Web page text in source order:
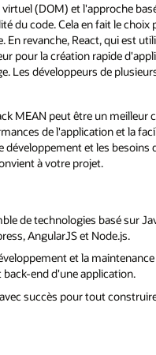
(DOM) et l'approche
du code. Cela en fait le
revanche, React, qui est
pour la création rapide
Les développeurs de
MEAN peut être un
de l'application et la
développement et les
à votre projet.
de technologies basé sur
AngularJS et Node.js.
et la
end d'une application.
succès pour tout